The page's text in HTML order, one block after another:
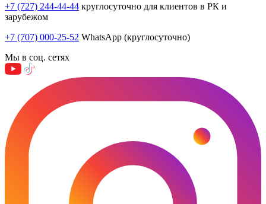
+7 (727) 244-44-44 круглосуточно для клиентов в РК и
зарубежом
+7 (707) 000-25-52 WhatsApp (круглосуточно)
Мы в соц. сетях